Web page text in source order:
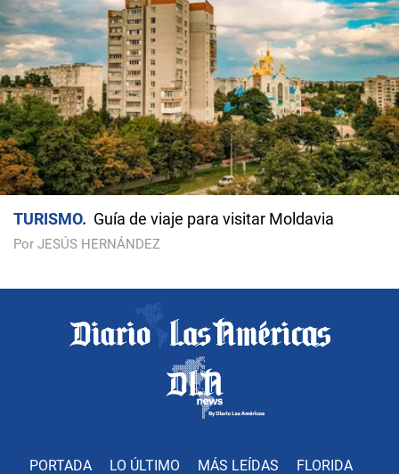
TURISMO Guía de viaje para visitar Moldavia
Por JESÚS HERNÁNDEZ
PORTADA LO ÚLTIMO MÁS LEÍDAS FLORIDA